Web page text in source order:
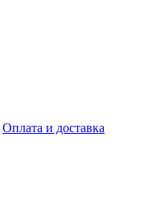
Оплата и доставка